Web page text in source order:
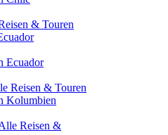
& Touren
Ecuador
Reisen & Touren
Kolumbien
Reisen &